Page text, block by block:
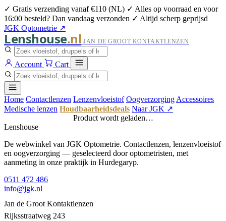
✓ Gratis verzending vanaf €110 (NL) ✓ Alles op voorraad en voor
16:00 besteld? Dan vandaag verzonden ✓ Altijd scherp geprijsd
JGK Optometrie ↗
Lenshouse.nl JAN DE GROOT KONTAKTLENZEN
Account Cart
Home Contactlenzen Lenzenvloeistof Oogverzorging Accessoires
Medische lenzen Houdbaarheidsdeals Naar JGK ↗
Product wordt geladen…
Lenshouse
De webwinkel van JGK Optometrie. Contactlenzen, lenzenvloeistof
en oogverzorging — geselecteerd door optometristen, met
aanmeting in onze praktijk in Hurdegaryp.
0511 472 486
info@jgk.nl
Jan de Groot Kontaktlenzen
Rijksstraatweg 243